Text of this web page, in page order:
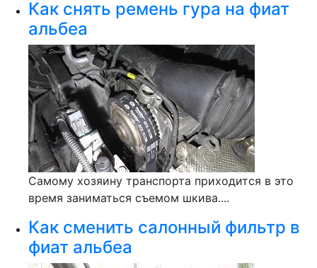
Как снять ремень гура на фиат
альбеа
Самому хозяину транспорта приходится в это
время заниматься съемом шкива....
Как сменить салонный фильтр в
фиат альбеа